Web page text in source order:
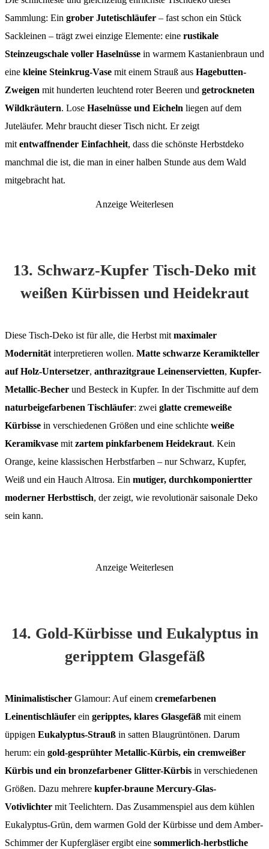
Sammlung: Ein grober Jutetischläufer – fast schon ein Stück
Sackleinen – trägt zwei einzige Elemente: eine rustikale
Steinzeugschale voller Haselnüsse in warmem Kastanienbraun und
eine kleine Steinkrug-Vase mit einem Strauß aus Hagebutten-
Zweigen mit hunderten leuchtend roter Beeren und getrockneten
Wildkräutern. Lose Haselnüsse und Eicheln liegen auf dem
Juteläufer. Mehr braucht dieser Tisch nicht. Er zeigt
mit entwaffnender Einfachheit, dass die schönste Herbstdeko
manchmal die ist, die man in einer halben Stunde aus dem Wald
mitgebracht hat.
Anzeige Weiterlesen
13. Schwarz-Kupfer Tisch-Deko mit
weißen Kürbissen und Heidekraut
Diese Tisch-Deko ist für alle, die Herbst mit maximaler
Modernität interpretieren wollen. Matte schwarze Keramikteller
auf Holz-Untersetzer, anthrazitgraue Leinenservietten, Kupfer-
Metallic-Becher und Besteck in Kupfer. In der Tischmitte auf dem
naturbeigefarbenen Tischläufer: zwei glatte cremeweiße
Kürbisse in verschiedenen Größen und eine schlichte weiße
Keramikvase mit zartem pinkfarbenem Heidekraut. Kein
Orange, keine klassischen Herbstfarben – nur Schwarz, Kupfer,
Weiß und ein Hauch Altrosa. Ein mutiger, durchkomponiertter
moderner Herbsttisch, der zeigt, wie revolutionär saisonale Deko
sein kann.
Anzeige Weiterlesen
14. Gold-Kürbisse und Eukalyptus in
geripptem Glasgefäß
Minimalistischer Glamour: Auf einem cremefarbenen
Leinentischläufer ein geripptes, klares Glasgefäß mit einem
üppigen Eukalyptus-Strauß in satten Blaugrüntönen. Darum
herum: ein gold-gesprühter Metallic-Kürbis, ein cremweißer
Kürbis und ein bronzefarbener Glitter-Kürbis in verschiedenen
Größen. Dazu mehrere kupfer-braune Mercury-Glas-
Votivlichter mit Teelichtern. Das Zusammenspiel aus dem kühlen
Eukalyptus-Grün, dem warmen Gold der Kürbisse und dem Amber-
Schimmer der Kupfergläser ergibt eine sommerlich-herbstliche